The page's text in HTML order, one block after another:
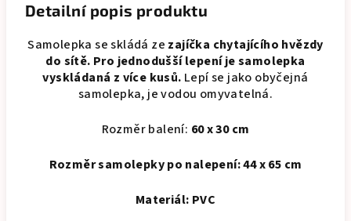
Detailní popis produktu
Samolepka se skládá ze zajíčka chytajícího hvězdy
do sítě. Pro jednodušší lepení je samolepka
vyskládaná z více kusů. Lepí se jako obyčejná
samolepka, je vodou omyvatelná.
Rozměr balení: 60 x 30 cm
Rozměr samolepky po nalepení: 44 x 65 cm
Materiál: PVC